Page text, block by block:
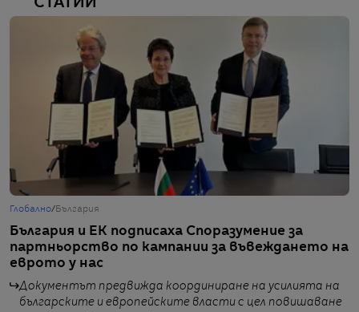
СТАТИИ
Глобално/България
България и ЕК подписаха Споразумение за
партньорство по кампании за въвеждането на
еврото у нас
Документът предвижда координиране на усилията на
българските и европейските власти с цел повишаване